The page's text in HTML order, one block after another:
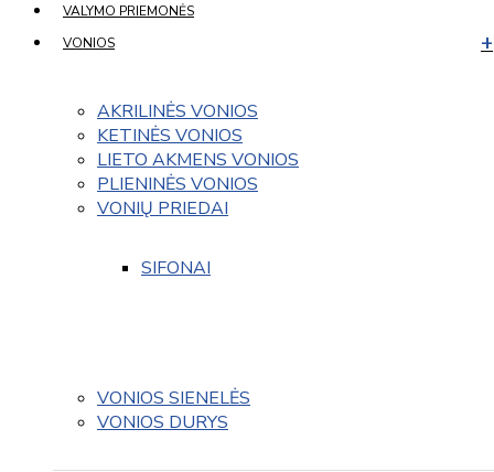
VALYMO PRIEMONĖS
VONIOS
AKRILINĖS VONIOS
KETINĖS VONIOS
LIETO AKMENS VONIOS
PLIENINĖS VONIOS
VONIŲ PRIEDAI
SIFONAI
VONIOS SIENELĖS
VONIOS DURYS